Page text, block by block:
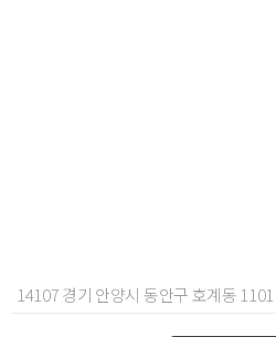
14107 경기 안양시 동안구 호계동 1101